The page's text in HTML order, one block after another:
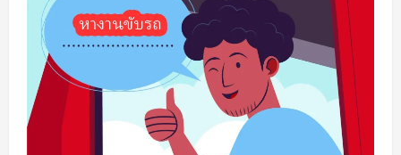
ตำแหน่ง
งาน
ว่าง
ที่